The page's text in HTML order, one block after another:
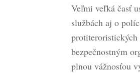
Veľmi veľká časť
službách aj o
protiteroristických
bezpečnostným
plnou vážnosťou